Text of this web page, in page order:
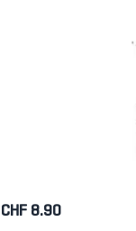
CHF 8.90